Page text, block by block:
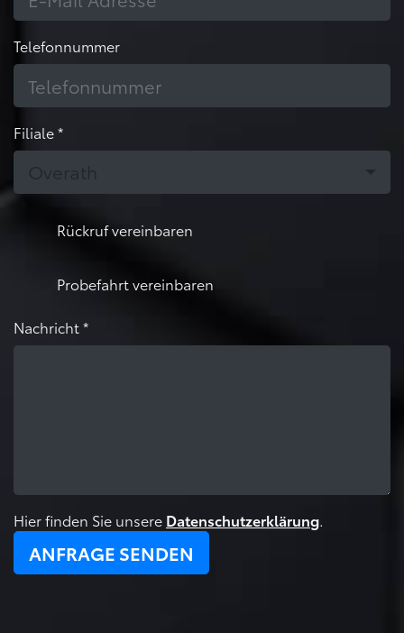
Telefonnummer
Filiale *
Overath
Rückruf vereinbaren
Probefahrt vereinbaren
Nachricht *
Hier finden Sie unsere Datenschutzerklärung.
ANFRAGE SENDEN